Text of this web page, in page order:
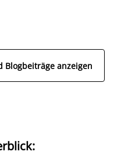
Blogbeiträge anzeigen